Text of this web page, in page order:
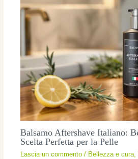
Balsamo Aftershave Italiano:
Scelta Perfetta per la Pelle
Lascia un commento / Bellezza e cura,